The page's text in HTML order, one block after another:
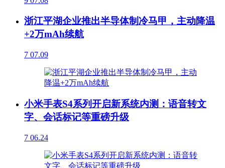
浙江平湖企业推出半导体制冷马甲，主动降温
+2万mAh续航
7 07.09
小米手表S4系列开启新系统内测：语音转文
字、会话标记等重磅升级
7 06.24